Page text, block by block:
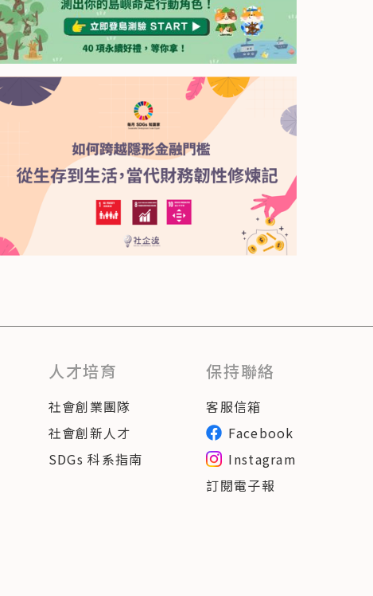
人才培育
社會創業團隊
社會創新人才
SDGs 科系指南
保持聯絡
客服信箱
Facebook
Instagram
訂閱電子報